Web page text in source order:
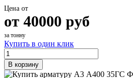
Цена от
от 40000 руб
за тонну
Купить в один клик
В корзину